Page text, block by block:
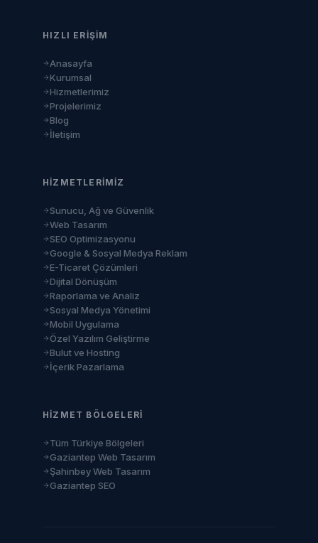
HIZLI ERIŞIM
Anasayfa
Kurumsal
Hizmetlerimiz
Projelerimiz
Blog
İletişim
HIZMETLERIMIZ
Sunucu, Ağ ve Güvenlik
Web Tasarım
SEO Optimizasyonu
Google & Sosyal Medya Reklam
E-Ticaret Çözümleri
Dijital Dönüşüm
Raporlama ve Analiz
Sosyal Medya Yönetimi
Mobil Uygulama
Özel Yazılım Geliştirme
Bulut ve Hosting
İçerik Pazarlama
HIZMET BÖLGELERI
Tüm Türkiye Bölgeleri
Gaziantep Web Tasarım
Şahinbey Web Tasarım
Gaziantep SEO